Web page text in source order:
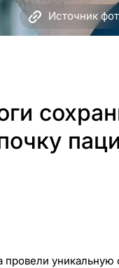
Источник
провели